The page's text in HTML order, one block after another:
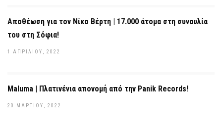
Αποθέωση για τον Νίκο Βέρτη | 17.000 άτομα στη συναυλία
του στη Σόφια!
1 ΑΠΡΙΛΊΟΥ, 2022
Maluma | Πλατινένια απονομή από την Panik Records!
20 ΜΑΡΤΊΟΥ, 2022